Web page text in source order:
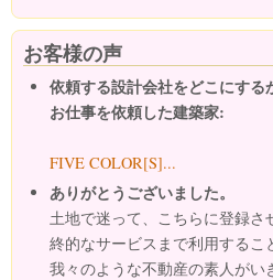
お客様の声
依頼する設計会社をどこにする
お仕事を依頼した建築家:
FIVE COLOR[S]...
ありがとうございました。
土地で迷って、こちらに登録
終的なサービスまで利用するこ
我々のような不動産の素人がい